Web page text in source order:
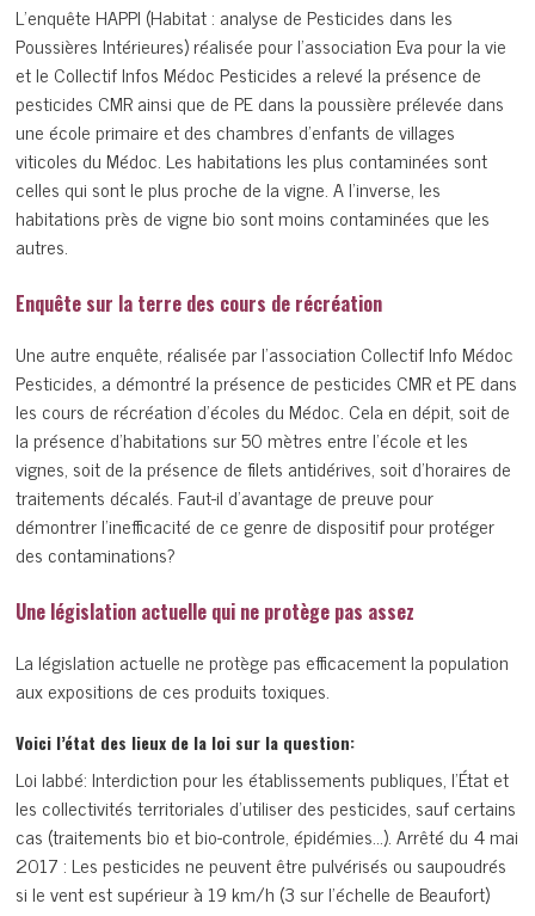
L’enquête HAPPI (Habitat : analyse de Pesticides dans les
Poussières Intérieures) réalisée pour l’association Eva pour la vie
et le Collectif Infos Médoc Pesticides a relevé la présence de
pesticides CMR ainsi que de PE dans la poussière prélevée dans
une école primaire et des chambres d’enfants de villages
viticoles du Médoc. Les habitations les plus contaminées sont
celles qui sont le plus proche de la vigne. A l’inverse, les
habitations près de vigne bio sont moins contaminées que les
autres.
Enquête sur la terre des cours de récréation
Une autre enquête, réalisée par l’association Collectif Info Médoc
Pesticides, a démontré la présence de pesticides CMR et PE dans
les cours de récréation d’écoles du Médoc. Cela en dépit, soit de
la présence d’habitations sur 50 mètres entre l’école et les
vignes, soit de la présence de filets antidérives, soit d’horaires de
traitements décalés. Faut-il d’avantage de preuve pour
démontrer l’inefficacité de ce genre de dispositif pour protéger
des contaminations?
Une législation actuelle qui ne protège pas assez
La législation actuelle ne protège pas efficacement la population
aux expositions de ces produits toxiques.
Voici l’état des lieux de la loi sur la question:
Loi labbé: Interdiction pour les établissements publiques, l’État et
les collectivités territoriales d’utiliser des pesticides, sauf certains
cas (traitements bio et bio-controle, épidémies…). Arrêté du 4 mai
2017 : Les pesticides ne peuvent être pulvérisés ou saupoudrés
si le vent est supérieur à 19 km/h (3 sur l’échelle de Beaufort)